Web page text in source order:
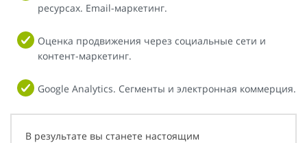
ресурсах. Email-маркетинг.
Оценка продвижения через социальные сети и
контент-маркетинг.
Google Analytics. Сегменты и электронная коммерция.
В результате вы станете настоящим